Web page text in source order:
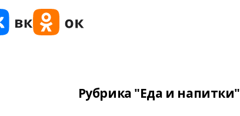
Рубрика "Еда и напитки"